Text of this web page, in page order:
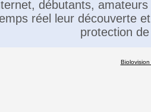
débutants,
réel leur découverte
protection
Biolovision